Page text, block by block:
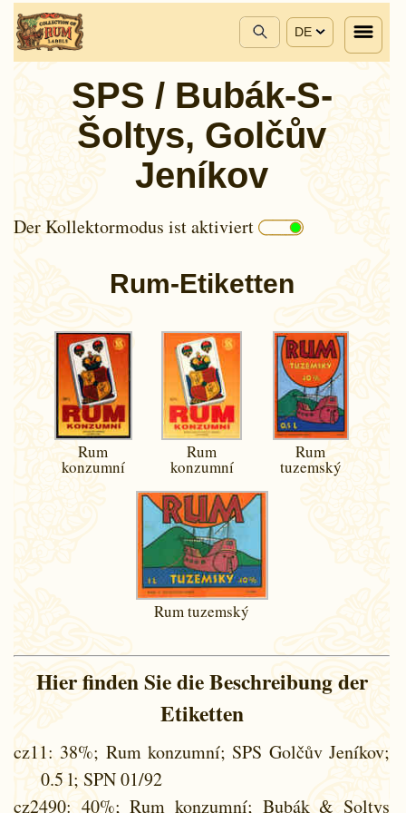
DE
SPS / Bubák-S-
Šoltys, Golčův
Jeníkov
Der Kollektormodus ist aktiviert
Rum-Etiketten
Rum
konzumní
Rum
konzumní
Rum
tuzemský
Rum tuzemský
Hier finden Sie die Beschreibung der
Etiketten
cz11: 38%; Rum konzumní; SPS Golčův Jeníkov;
0.5 l; SPN 01/92
cz2490: 40%; Rum konzumní; Bubák & Soltys